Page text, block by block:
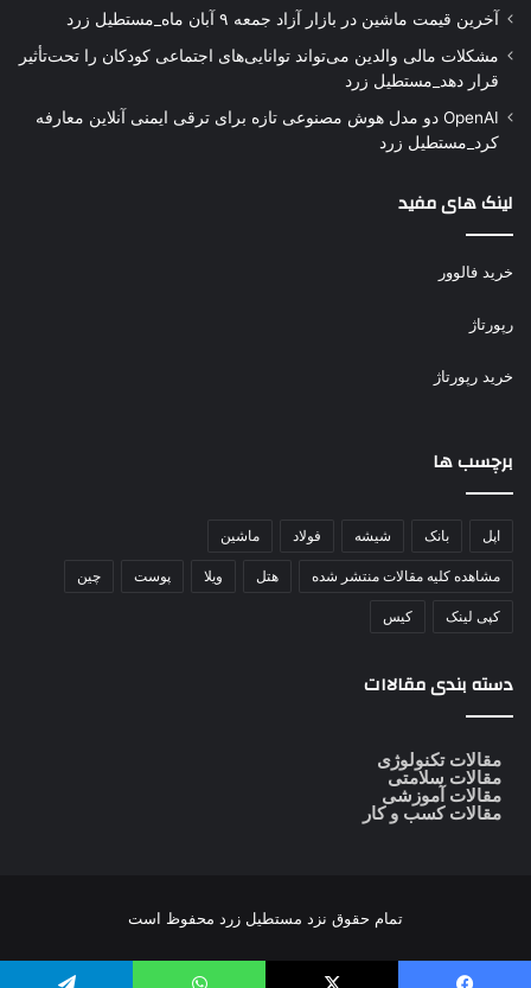
آخرین قیمت ماشین در بازار آزاد جمعه ۹ آبان ماه_مستطیل زرد
مشکلات مالی والدین می‌تواند توانایی‌های اجتماعی کودکان را تحت‌تأثیر
قرار دهد_مستطیل زرد
OpenAI دو مدل هوش مصنوعی تازه برای ترقی ایمنی آنلاین معارفه
کرد_مستطیل زرد
لینک های مفید
خرید فالوور
رپورتاژ
خرید رپورتاژ
برچسب ها
اپل بانک شیشه فولاد ماشین
مشاهده کلیه مقالات منتشر شده هتل ویلا پوست چین
کپی لینک کیس
دسته بندی مقالاات
مقالات تکنولوژی
مقالات سلامتی
مقالات آموزشی
مقالات کسب و کار
تمام حقوق نزد مستطیل زرد محفوظ است